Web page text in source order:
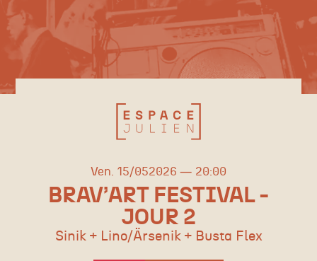
vendredi
Ven. 15/mai
052026 20:00
BRAV’ART FESTIVAL -
JOUR 2
Sinik + Lino/Ärsenik + Busta Flex